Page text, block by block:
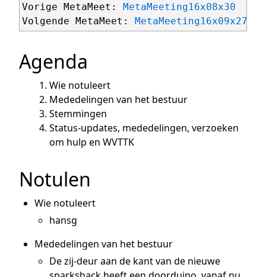
Vorige MetaMeet:
MetaMeeting16x08x30
Volgende MetaMeet:
MetaMeeting16x09x27
Agenda
Wie notuleert
Mededelingen van het bestuur
Stemmingen
Status-updates, mededelingen, verzoeken
om hulp en WVTTK
Notulen
Wie notuleert
hansg
Mededelingen van het bestuur
De zij-deur aan de kant van de nieuwe